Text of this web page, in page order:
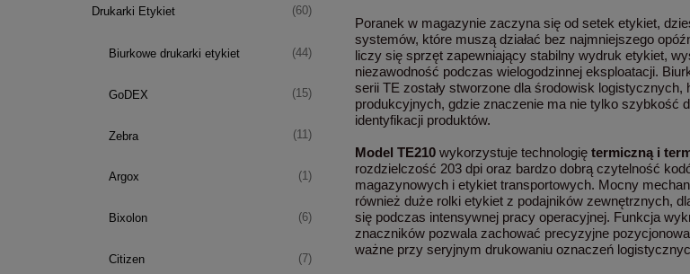
Drukarki Etykiet (60)
Biurkowe drukarki etykiet (44)
GoDEX (15)
Zebra (11)
Argox (1)
Bixolon (6)
Citizen (7)
Poranek w magazynie zaczyna się od setek etykiet,
systemów, które muszą działać bez najmniejszego
liczy się sprzęt zapewniający stabilny wydruk etykiet,
niezawodność podczas wielogodzinnej eksploatacji.
serii TE zostały stworzone dla środowisk logistycznych,
produkcyjnych, gdzie znaczenie ma nie tylko szybkość
identyfikacji produktów.
Model TE210wykorzystuje technologię termiczną i
rozdzielczość 203 dpi oraz bardzo dobrą czytelność
magazynowych i etykiet transportowych. Mocny
również duże rolki etykiet z podajników zewnętrznych,
się podczas intensywnej pracy operacyjnej. Funkcja
znaczników pozwala zachować precyzyjne
ważne przy seryjnym drukowaniu oznaczeń